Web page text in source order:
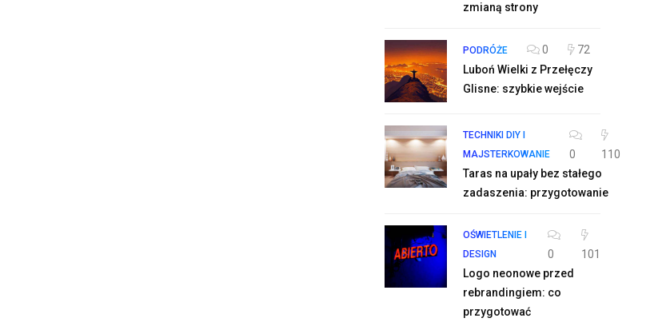
zmianą strony
PODRÓŻE 0
72
Luboń Wielki z Przełęczy
Glisne: szybkie wejście
TECHNIKI DIY I
MAJSTERKOWANIE
0
110
Taras na upały bez stałego
zadaszenia: przygotowanie
OŚWIETLENIE I
DESIGN
0
101
Logo neonowe przed
rebrandingiem: co
przygotować